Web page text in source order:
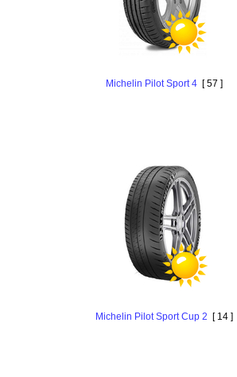
Michelin Pilot Sport 4[ 57 ]
Michelin Pilot Sport Cup 2 [ 14 ]